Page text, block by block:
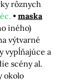
rôznych
maska
iného)
výtvarné
vypĺňajúce a
scény al.
okolo